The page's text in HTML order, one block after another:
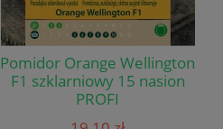
Pomidor Orange Wellington
F1 szklarniowy 15 nasion
PROFI